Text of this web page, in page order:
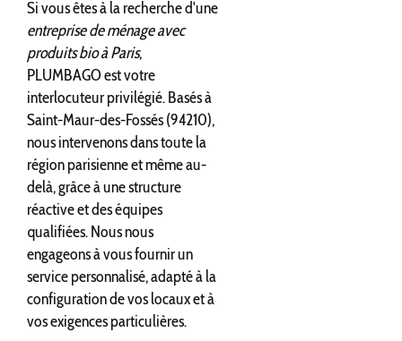
Si vous êtes à la recherche d'une
entreprise de ménage avec
produits bio à Paris,
PLUMBAGO est votre
interlocuteur privilégié. Basés à
Saint-Maur-des-Fossés (94210),
nous intervenons dans toute la
région parisienne et même au-
delà, grâce à une structure
réactive et des équipes
qualifiées. Nous nous
engageons à vous fournir un
service personnalisé, adapté à la
configuration de vos locaux et à
vos exigences particulières.